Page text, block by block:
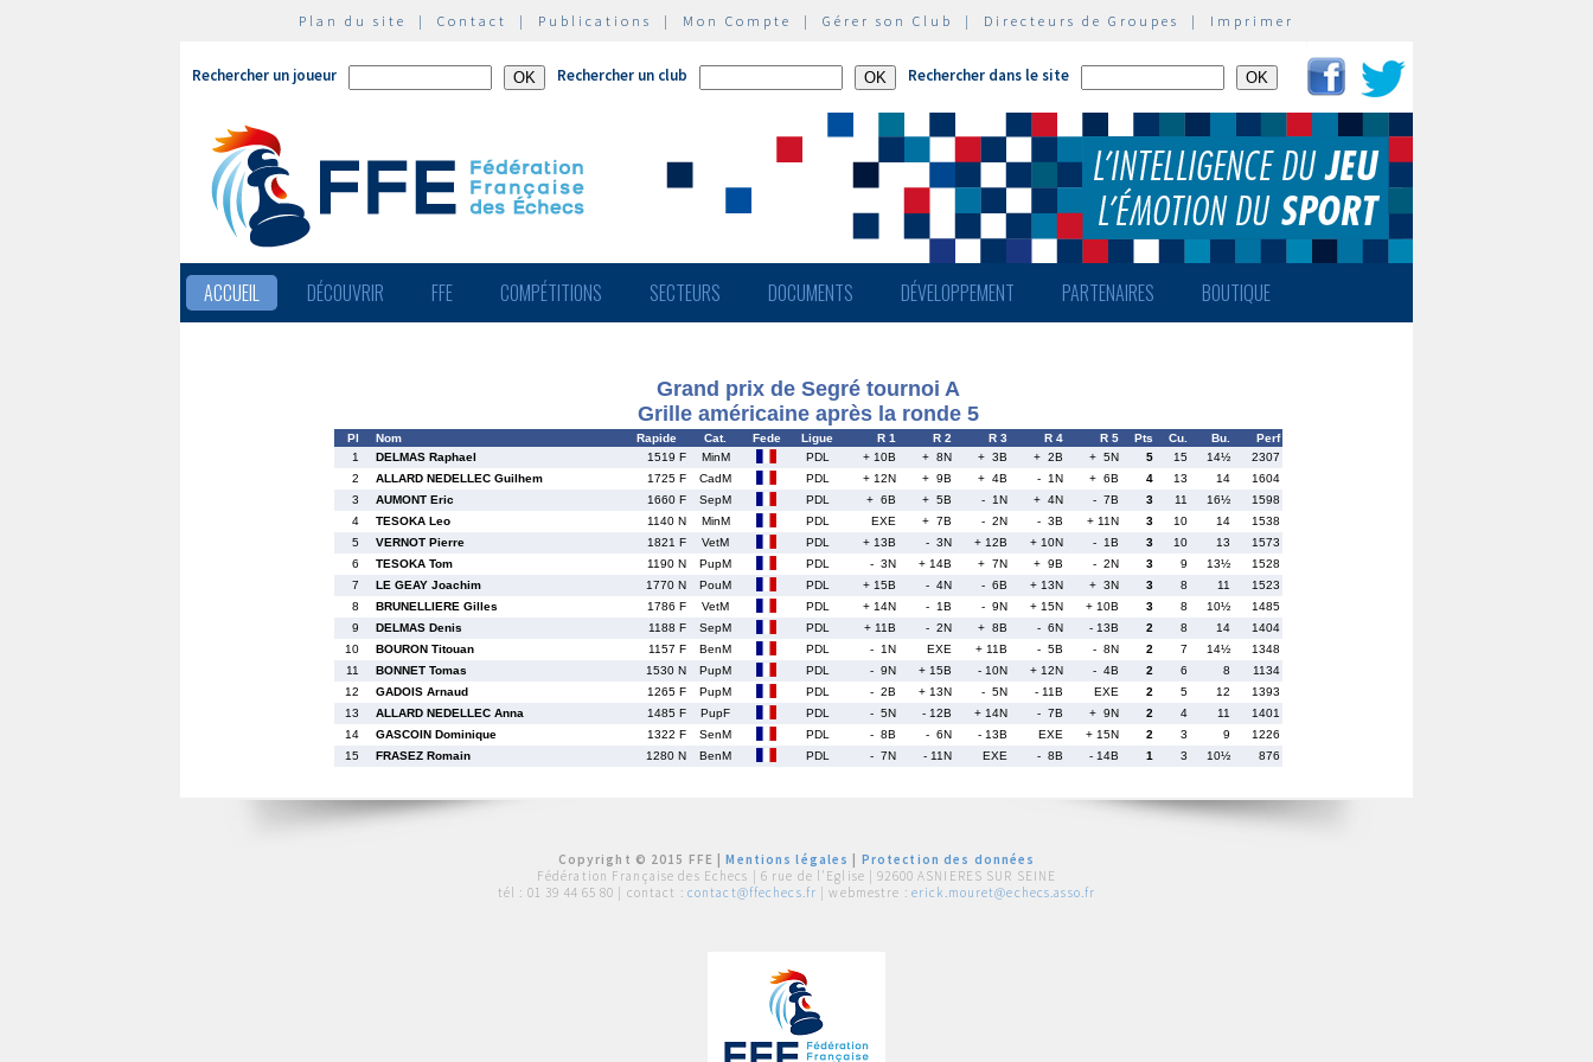
Plan du site | Contact | Publications | Mon Compte | Gérer son Club | Directeurs de Groupes | Imprimer
Rechercher un joueur Rechercher un club Rechercher dans le site
ACCUEIL DÉCOUVRIR FFE COMPÉTITIONS SECTEURS DOCUMENTS DÉVELOPPEMENT PARTENAIRES BOUTIQUE
Grand prix de Segré tournoi A
Grille américaine après la ronde 5
Pl Nom Rapide Cat. Fede Ligue R 1 R 2 R 3 R 4 R 5 Pts Cu. Bu.
Perf
1
DELMAS Raphael 1519 F MinM PDL + 10B + 8N + 3B + 2B + 5N 5 15 14½
2307
2
ALLARD NEDELLEC Guilhem 1725 F CadM PDL + 12N + 9B + 4B - 1N + 6B 4 13 14
1604
3
AUMONT Eric 1660 F SepM PDL + 6B + 5B - 1N + 4N - 7B 3 11 16½
1598
4
TESOKA Leo 1140 N MinM PDL EXE + 7B - 2N - 3B + 11N 3 10 14
1538
5
VERNOT Pierre 1821 F VetM PDL + 13B - 3N + 12B + 10N - 1B 3 10 13
1573
6
TESOKA Tom 1190 N PupM PDL - 3N + 14B + 7N + 9B - 2N 3 9 13½
1528
7
LE GEAY Joachim 1770 N PouM PDL + 15B - 4N - 6B + 13N + 3N 3 8 11
1523
8
BRUNELLIERE Gilles 1786 F VetM PDL + 14N - 1B - 9N + 15N + 10B 3 8 10½
1485
9
DELMAS Denis 1188 F SepM PDL + 11B - 2N + 8B - 6N - 13B 2 8 14
1404
10
BOURON Titouan 1157 F BenM PDL - 1N EXE + 11B - 5B - 8N 2 7 14½
1348
11
BONNET Tomas 1530 N PupM PDL - 9N + 15B - 10N + 12N - 4B 2 6 8
1134
12
GADOIS Arnaud 1265 F PupM PDL - 2B + 13N - 5N - 11B EXE 2 5 12
1393
13
ALLARD NEDELLEC Anna 1485 F PupF PDL - 5N - 12B + 14N - 7B + 9N 2 4 11
1401
14
GASCOIN Dominique 1322 F SenM PDL - 8B - 6N - 13B EXE + 15N 2 3 9
1226
15
FRASEZ Romain 1280 N BenM PDL - 7N - 11N EXE - 8B - 14B 1 3 10½ 876
Copyright © 2015 FFE |Mentions légales
Protection des données
Fédération Française des Echecs | 6 rue de l'Eglise | 92600 ASNIERES SUR SEINE
tél : 01 39 44 65 80 | contact : contact@ffechecs.fr | webmestre : erick.mouret@echecs.asso.fr